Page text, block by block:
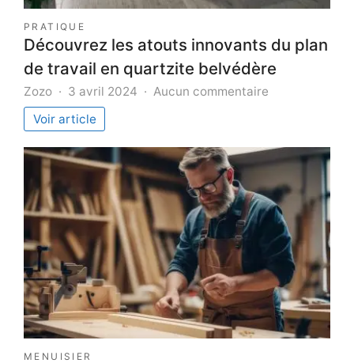
PRATIQUE
Découvrez les atouts innovants du plan
de travail en quartzite belvédère
Zozo 3 avril 2024 Aucun commentaire
innovants
plan
de
travail
quartzite
belvédère
Voir article
MENUISIER